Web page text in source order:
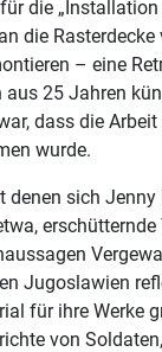
die
die
– eine
25 Jahren
dass die
wurde.
denen sich
erschütternde
Jugoslawien
für ihre Werke
von